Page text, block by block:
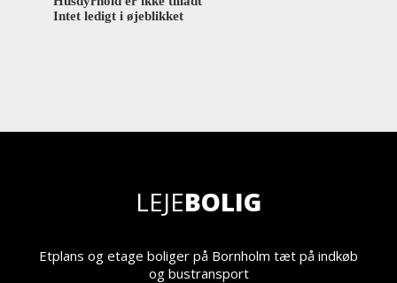
Intet ledigt i øjeblikket
LEJEBOLIG
Etplans og etage boliger på Bornholm tæt på indkøb
og bustransport